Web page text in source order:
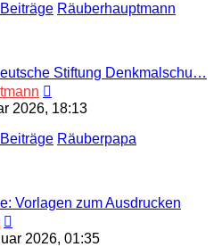
Räuberhauptmann
Stiftung Denkmalschu…
Beitrag
2026, 18:13
Räuberpapa
Vorlagen zum Ausdrucken
Beitrag
2026, 01:35